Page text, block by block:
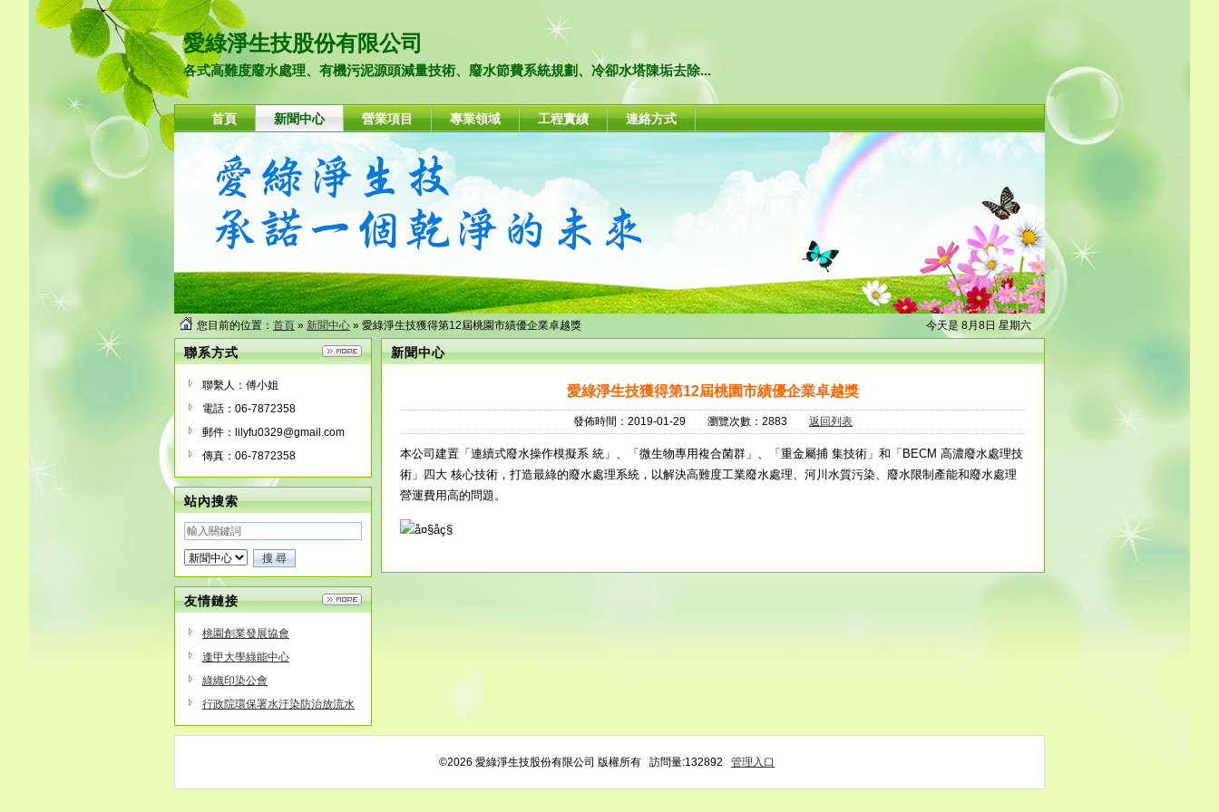
愛綠淨生技股份有限公司
各式高難度廢水處理、有機污泥源頭減量技術、廢水節費系統規劃、冷卻水塔陳垢去除...
首頁 新聞中心 營業項目 專業領域 工程實績 連絡方式
今天是 8月8日 星期六
您目前的位置： 首頁 » 新聞中心 » 愛綠淨生技獲得第12屆桃園市績優企業卓越獎
聯系方式
聯繫人：傅小姐
電話：06-7872358
郵件：lilyfu0329@gmail.com
傳真：06-7872358
站內搜索
友情鏈接
桃園創業發展協會
逢甲大學綠能中心
綠織印染公會
行政院環保署水汙染防治放流水
標準
新聞中心
愛綠淨生技獲得第12屆桃園市績優企業卓越獎
發佈時間：2019-01-29 瀏覽次數：2883 返回列表
本公司建置「連續式廢水操作模擬系 統」、「微生物專用複合菌群」、「重金屬捕 集技術」和「BECM 高濃廢水處理技
術」四大 核心技術，打造最綠的廢水處理系統，以解決高難度工業廢水處理、河川水質污染、廢水限制產能和廢水處理
營運費用高的問題。
©2026 愛綠淨生技股份有限公司 版權所有 訪問量:132892 管理入口